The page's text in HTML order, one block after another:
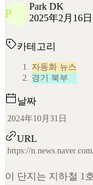
P
Park DK
2025年2月16日
카테고리
자동화 뉴스
경기 북부
날짜
2024年10月31日
URL
https://
이 단지는 지하철 1